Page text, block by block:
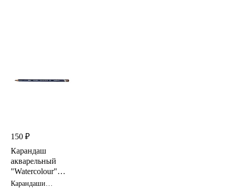
150 ₽
Карандаш
акварельный
"Watercolour"
корич.ВанДик
Карандаши